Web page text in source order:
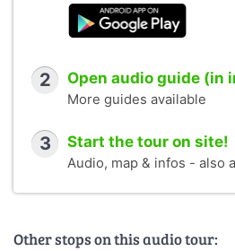
2 Open audio guide (in
More guides available
3 Start the tour on site!
Audio, map & infos - also
Other stops on this audio tour: